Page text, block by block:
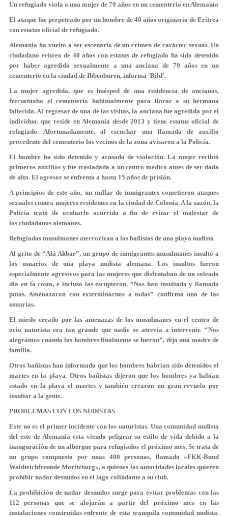
Un refugiado viola a una mujer de 79 años en un cementerio en Alemania
El ataque fue perpetrado por un hombre de 40 años originario de Eritrea
con estatus oficial de refugiado.
Alemania ha vuelto a ser escenario de un crimen de carácter sexual. Un
ciudadano eritreo de 40 años con estatus de refugiado ha sido detenido
por haber agredido sexualmente a una anciana de 79 años en un
cementerio en la ciudad de Ibbenburen, informa 'Bild'.
La mujer agredida, que es huésped de una residencia de ancianos,
frecuentaba el cementerio habitualmente para llorar a su hermana
fallecida. Al regresar de una de las visitas, la anciana fue agredida por el
individuo, que reside en Alemania desde 2013 y tiene estatus oficial de
refugiado. Afortunadamente, al escuchar una llamada de auxilio
procedente del cementerio los vecinos de la zona avisaron a la Policía.
El hombre ha sido detenido y acusado de violación. La mujer recibió
primeros auxilios y fue trasladada a un centro médico antes de ser dada
de alta. El agresor se enfrenta a hasta 15 años de prisión.
A principios de este año, un millar de inmigrantes cometieron ataques
sexuales contra mujeres residentes en la ciudad de Colonia. A la sazón, la
Policía trató de ocultarlo ocurrido a fin de evitar el malestar de
los ciudadanos alemanes.
Refugiados musulmanes aterrorizan a los bañistas de una playa nudista
Al grito de “Alá Akbar”, un grupo de inmigrantes musulmanes insultó a
los usuarios de una playa nudista alemana. Los insultos fueron
especialmente agresivos para las mujeres que disfrutaban de un soleado
día en la costa, e incluso las escupieron. “Nos han insultado y llamado
putas. Amenazaron con exterminarnos a todas” confirma una de las
usuarias.
El miedo creado por las amenazas de los musulmanes en el centro de
ocio naturista era tan grande que nadie se atrevía a intervenir. “Nos
alegramos cuando los hombres finalmente se fueron”, dijo una madre de
familia.
Otros bañistas han informado que los hombres habrían sido detenidos el
martes en la playa. Otros bañistas dijeron que los hombres ya habían
estado en la playa el martes y también crearon un gran revuelo por
insultar a la gente.
PROBLEMAS CON LOS NUDISTAS
Este no es el primer incidente con los naturistas. Una comunidad nudista
del este de Alemania esta viendo peligrar su estilo de vida debido a la
inauguración de un albergue para refugiados el próximo mes. Se trata de
un grupo compuesto por unas 400 personas, llamado «FKK-Bund
Waldteichfreunde Moritzburg», a quienes las autoridades locales quieren
prohibir nadar desnudos en el lago colindante a su club.
La prohibición de nadar desnudos surge para evitar problemas con las
112 personas que se alojarán a partir del próximo mes en las
instalaciones construidas enfrente de esta tranquila comunidad nudista.